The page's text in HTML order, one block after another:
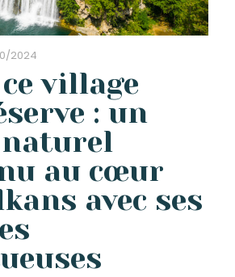
2024
ce village
: un
au cœur
avec ses